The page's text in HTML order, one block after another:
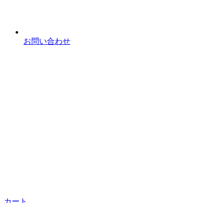
お問い合わせ